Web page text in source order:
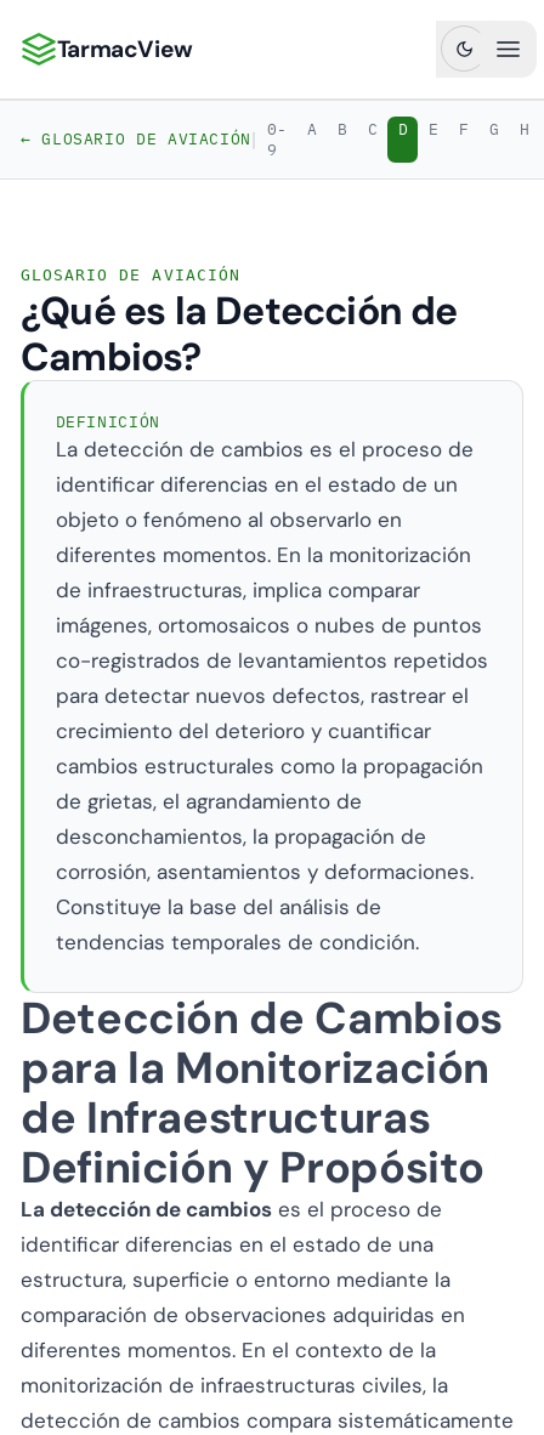
TarmacView: Análisis de Aviación de Precisión
TarmacView
← GLOSARIO DE AVIACIÓN| 0-
9
A B C D E F G H
GLOSARIO DE AVIACIÓN
¿Qué es la Detección de
Cambios?
DEFINICIÓN
La detección de cambios es el proceso de
identificar diferencias en el estado de un
objeto o fenómeno al observarlo en
diferentes momentos. En la monitorización
de infraestructuras, implica comparar
imágenes, ortomosaicos o nubes de puntos
co-registrados de levantamientos repetidos
para detectar nuevos defectos, rastrear el
crecimiento del deterioro y cuantificar
cambios estructurales como la propagación
de grietas, el agrandamiento de
desconchamientos, la propagación de
corrosión, asentamientos y deformaciones.
Constituye la base del análisis de
tendencias temporales de condición.
Detección de Cambios
para la Monitorización
de Infraestructuras
Definición y Propósito
La detección de cambios es el proceso de
identificar diferencias en el estado de una
estructura, superficie o entorno mediante la
comparación de observaciones adquiridas en
diferentes momentos. En el contexto de la
monitorización de infraestructuras civiles, la
detección de cambios compara sistemáticamente